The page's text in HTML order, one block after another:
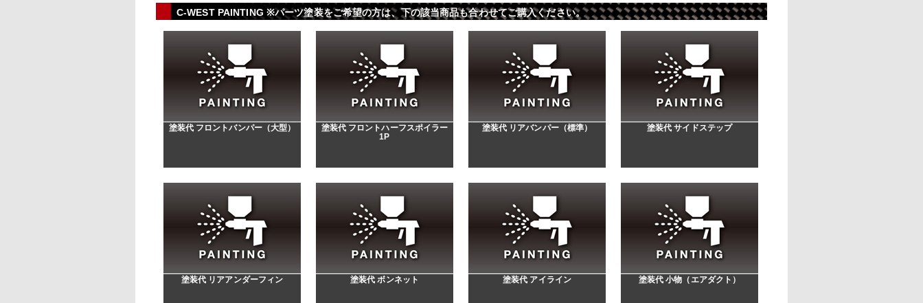
C-WEST PAINTING ※パーツ塗装をご希望の方は、下の該当商品も合わせてご購入ください。
塗装代 フロントバンパー（大型）
塗装代 フロントハーフスポイラー
1P
塗装代 リアバンパー（標準） 塗装代 サイドステップ
塗装代 リアアンダーフィン 塗装代 ボンネット 塗装代 アイライン 塗装代 小物（エアダクト）